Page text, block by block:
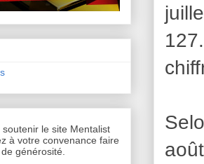
le site Mentalist
à votre convenance faire
générosité.